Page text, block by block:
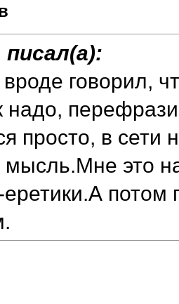
говорил,
надо,
просто, в сети
это
еретики.А